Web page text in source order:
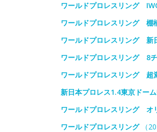
ワールドプロレスリング
ワールドプロレスリング 棚
ワールドプロレスリング 新
ワールドプロレスリング 8
ワールドプロレスリング 超
新日本プロレス1.4東京ドー
ワールドプロレスリング オ
ワールドプロレスリング（